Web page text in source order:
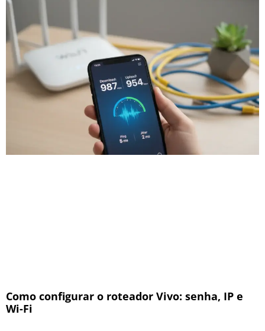
Como configurar o roteador Vivo: senha, IP e
Wi-Fi